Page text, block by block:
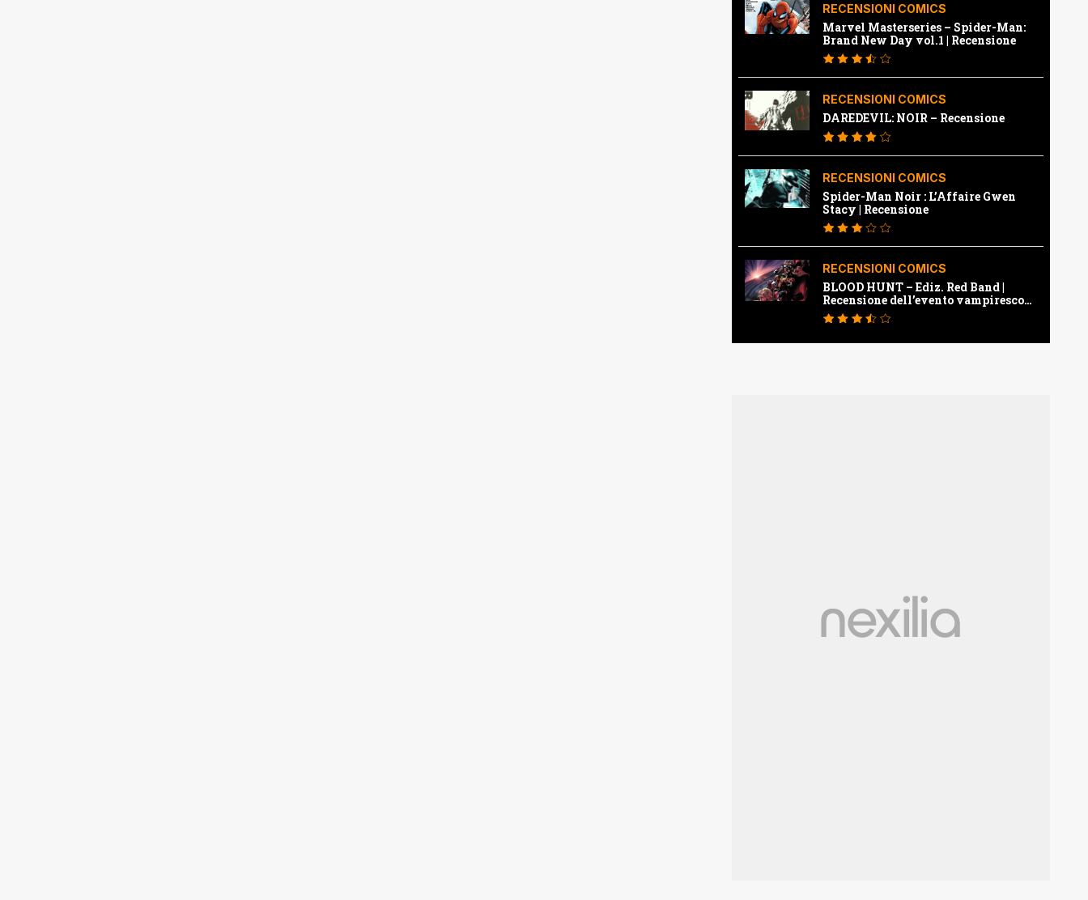
RECENSIONI COMICS
Marvel Masterseries – Spider-Man:
Brand New Day vol.1 | Recensione
RECENSIONI COMICS
DAREDEVIL: NOIR – Recensione
RECENSIONI COMICS
Spider-Man Noir : L’Affaire Gwen
Stacy | Recensione
RECENSIONI COMICS
BLOOD HUNT – Ediz. Red Band |
Recensione dell’evento vampiresco
della Marvel